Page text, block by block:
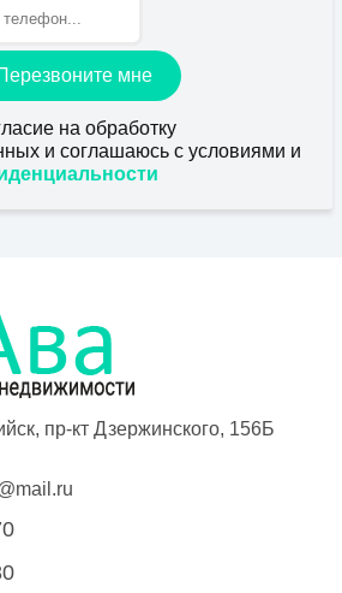
мне
на обработку
и соглашаюсь с условиями и
пр-кт Дзержинского, 156Б